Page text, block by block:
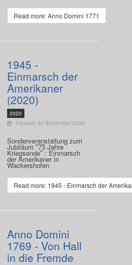
Read more: Anno Domini 1771
1945 -
Einmarsch der
Amerikaner
(2020)
2020
Created: 30 September 2020
Sonderveranstaltung zum
Jubiläum "75 Jahre
Kriegsende" : Einmarsch
der Amerikaner in
Wackershofen
Read more: 1945 - Einmarsch der
Anno Domini
1769 - Von Hall
in die Fremde